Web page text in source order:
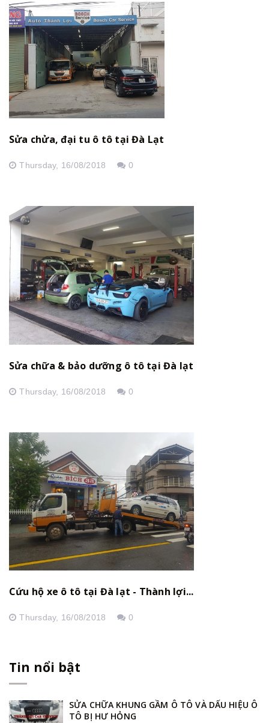
Sửa chửa, đại tu ô tô tại Đà Lạt
Thursday, 16/08/2018 0
Sửa chữa & bảo dưỡng ô tô tại Đà lạt
Thursday, 16/08/2018 0
Cứu hộ xe ô tô tại Đà lạt - Thành lợi...
Thursday, 16/08/2018 0
Tin nổi bật
SỬA CHỮA KHUNG GẦM Ô TÔ VÀ DẤU HIỆU Ô
TÔ BỊ HƯ HỎNG